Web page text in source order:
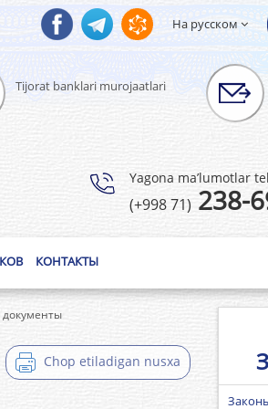
На русском
Tijorat banklari murojaatlari
Yagona ma’lumotlar
(+998 71)238-
КОНТАКТЫ
Chop etiladigan nusxa